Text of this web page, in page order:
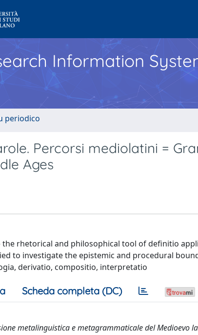
Information
periodico
Percorsi mediolatini =
Ages
rhetorical and philosophical tool of definitio
to investigate the epistemic and procedural
derivatio, compositio, interpretatio
Scheda completa (DC)
metalinguistica e metagrammaticale del Medioevo